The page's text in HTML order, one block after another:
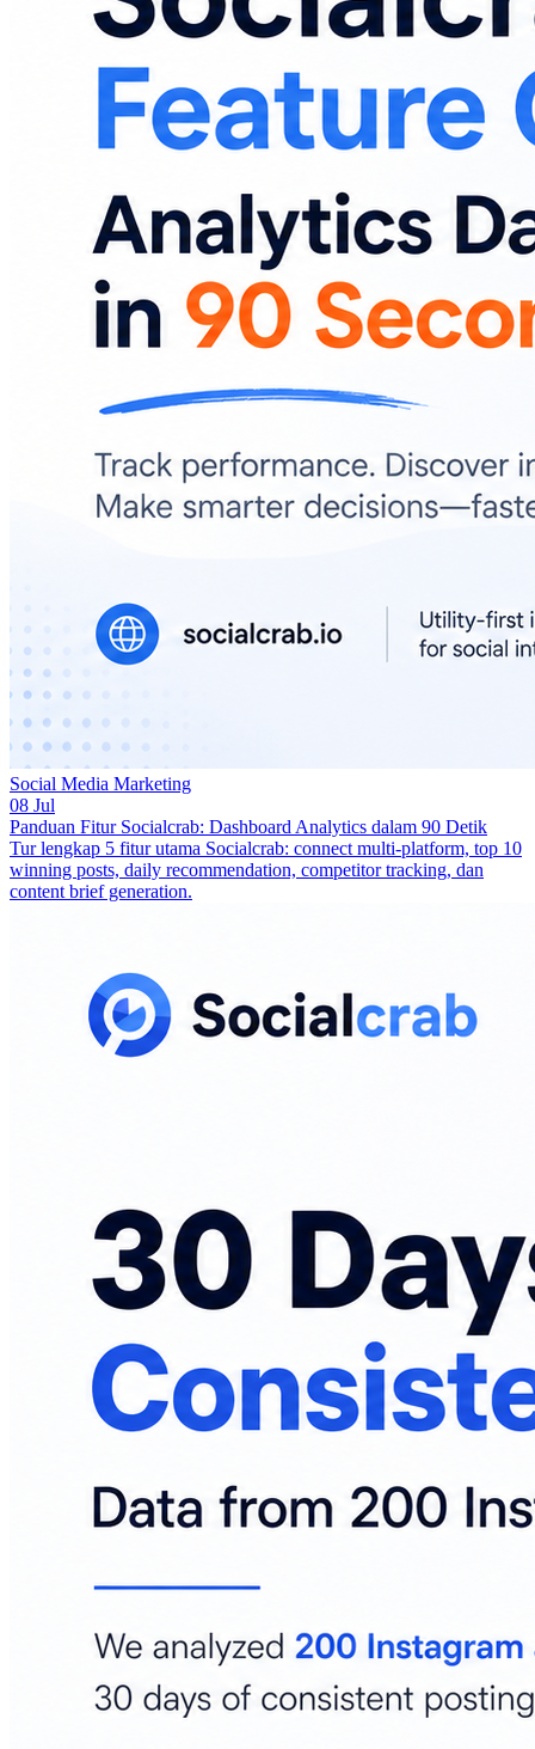
Social Media Marketing
08 Jul
Panduan Fitur Socialcrab: Dashboard Analytics dalam 90 Detik
Tur lengkap 5 fitur utama Socialcrab: connect multi-platform, top 10
winning posts, daily recommendation, competitor tracking, dan
content brief generation.